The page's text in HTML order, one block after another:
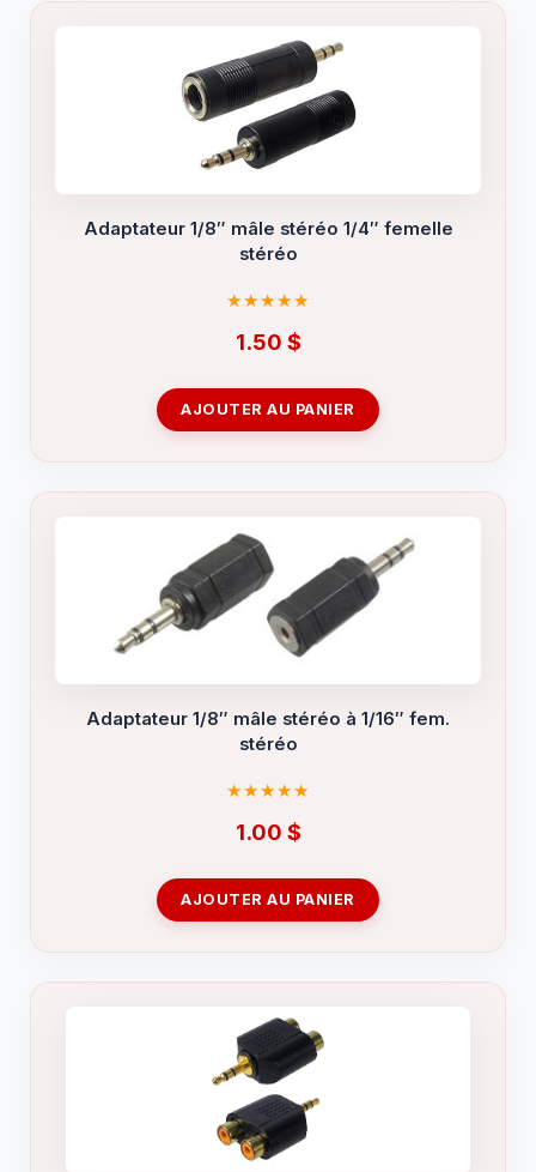
Adaptateur 1/8″ mâle stéréo 1/4″ femelle
stéréo
1.50 $
AJOUTER AU PANIER
Adaptateur 1/8″ mâle stéréo à 1/16″ fem.
stéréo
1.00 $
AJOUTER AU PANIER